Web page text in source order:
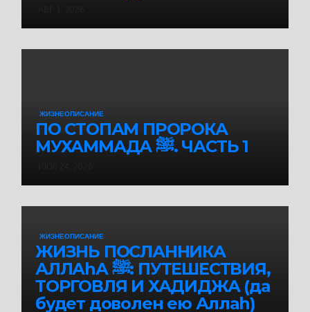
ЖИЗНЕОПИСАНИЕ
ПО СТОПАМ ПРОРОКА
МУХАММАДА ﷺ. ЧАСТЬ 1
ЖИЗНЕОПИСАНИЕ
ЖИЗНЬ ПОСЛАННИКА
АЛЛАhА ﷺ: ПУТЕШЕСТВИЯ,
ТОРГОВЛЯ И ХАДИДЖА (да
будет доволен ею Аллаh)